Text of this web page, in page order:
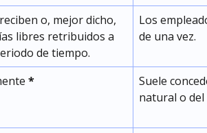
o, mejor dicho,
libres retribuidos a
de tiempo.
Los
de una vez.
*
Suele
natural o del